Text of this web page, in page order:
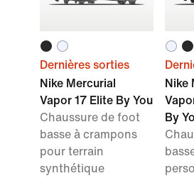
Dernières sorties
Nike Mercurial
Vapor 17 Elite By You
Chaussure de foot
basse à crampons
pour terrain
synthétique
Nike
By